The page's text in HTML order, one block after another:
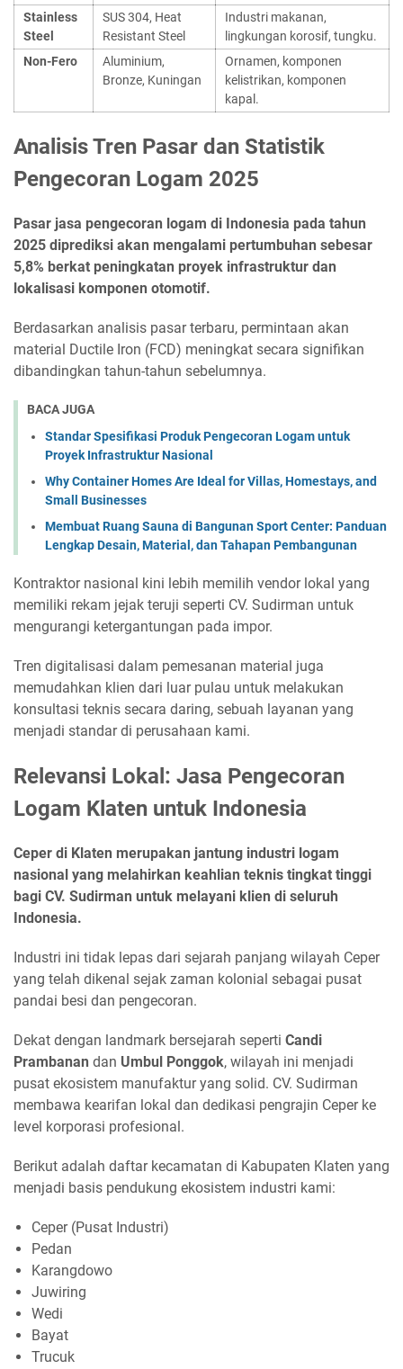
Stainless
Steel
SUS 304, Heat
Resistant Steel
Industri makanan,
lingkungan korosif, tungku.
Non-Fero
Aluminium,
Bronze, Kuningan
Ornamen, komponen
kelistrikan, komponen
kapal.
Analisis Tren Pasar dan Statistik
Pengecoran Logam 2025
Pasar jasa pengecoran logam di Indonesia pada tahun
2025 diprediksi akan mengalami pertumbuhan sebesar
5,8% berkat peningkatan proyek infrastruktur dan
lokalisasi komponen otomotif.
Berdasarkan analisis pasar terbaru, permintaan akan
material Ductile Iron (FCD) meningkat secara signifikan
dibandingkan tahun-tahun sebelumnya.
BACA JUGA
Standar Spesifikasi Produk Pengecoran Logam untuk
Proyek Infrastruktur Nasional
Why Container Homes Are Ideal for Villas, Homestays, and
Small Businesses
Membuat Ruang Sauna di Bangunan Sport Center: Panduan
Lengkap Desain, Material, dan Tahapan Pembangunan
Kontraktor nasional kini lebih memilih vendor lokal yang
memiliki rekam jejak teruji seperti CV. Sudirman untuk
mengurangi ketergantungan pada impor.
Tren digitalisasi dalam pemesanan material juga
memudahkan klien dari luar pulau untuk melakukan
konsultasi teknis secara daring, sebuah layanan yang
menjadi standar di perusahaan kami.
Relevansi Lokal: Jasa Pengecoran
Logam Klaten untuk Indonesia
Ceper di Klaten merupakan jantung industri logam
nasional yang melahirkan keahlian teknis tingkat tinggi
bagi CV. Sudirman untuk melayani klien di seluruh
Indonesia.
Industri ini tidak lepas dari sejarah panjang wilayah Ceper
yang telah dikenal sejak zaman kolonial sebagai pusat
pandai besi dan pengecoran.
Dekat dengan landmark bersejarah seperti Candi
Prambanan dan Umbul Ponggok, wilayah ini menjadi
pusat ekosistem manufaktur yang solid. CV. Sudirman
membawa kearifan lokal dan dedikasi pengrajin Ceper ke
level korporasi profesional.
Berikut adalah daftar kecamatan di Kabupaten Klaten yang
menjadi basis pendukung ekosistem industri kami:
Ceper (Pusat Industri)
Pedan
Karangdowo
Juwiring
Wedi
Bayat
Trucuk